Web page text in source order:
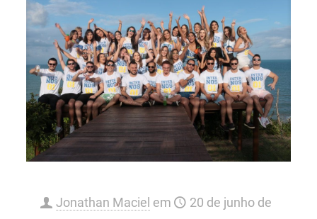
Jonathan Maciel em
20 de junho de